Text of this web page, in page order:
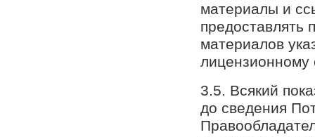
материалы и
предоставлять
материалов
3.5. Всякий
до сведения